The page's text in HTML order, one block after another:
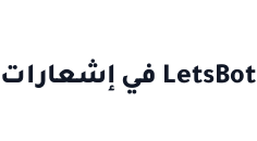
المزايا التنافسية لـ LetsBot في إشعارات